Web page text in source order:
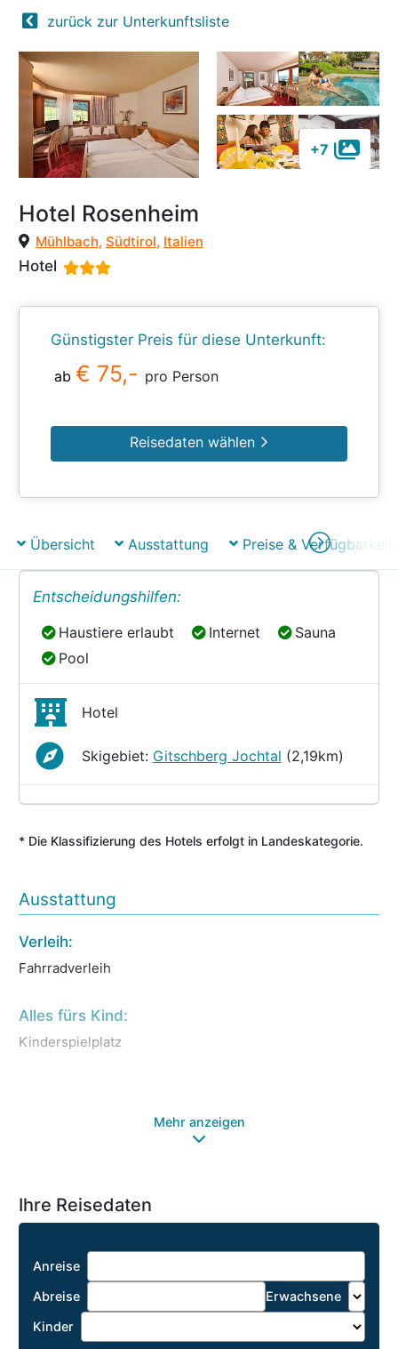
zurück zur Unterkunftsliste
+7
Hotel Rosenheim
Mühlbach, Südtirol, Italien
Hotel
Günstigster Preis für diese Unterkunft:
ab € 75,- pro Person
Reisedaten wählen
Übersicht Ausstattung Preise & Verfügbarkeit
Entscheidungshilfen:
Haustiere erlaubt
Haustiere erlaubt Internet
Internet Sauna
Sauna
Pool
Pool
Hotel
Skigebiet: Gitschberg Jochtal (2,19km)
* Die Klassifizierung des Hotels erfolgt in Landeskategorie.
Ausstattung
Verleih:
Fahrradverleih
Alles fürs Kind:
Kinderspielplatz
Mehr anzeigen
Ihre Reisedaten
Anreise
Abreise
Erwachsene
Kinder